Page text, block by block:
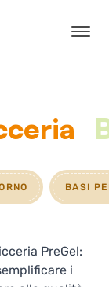
BASI
PreGel:
i